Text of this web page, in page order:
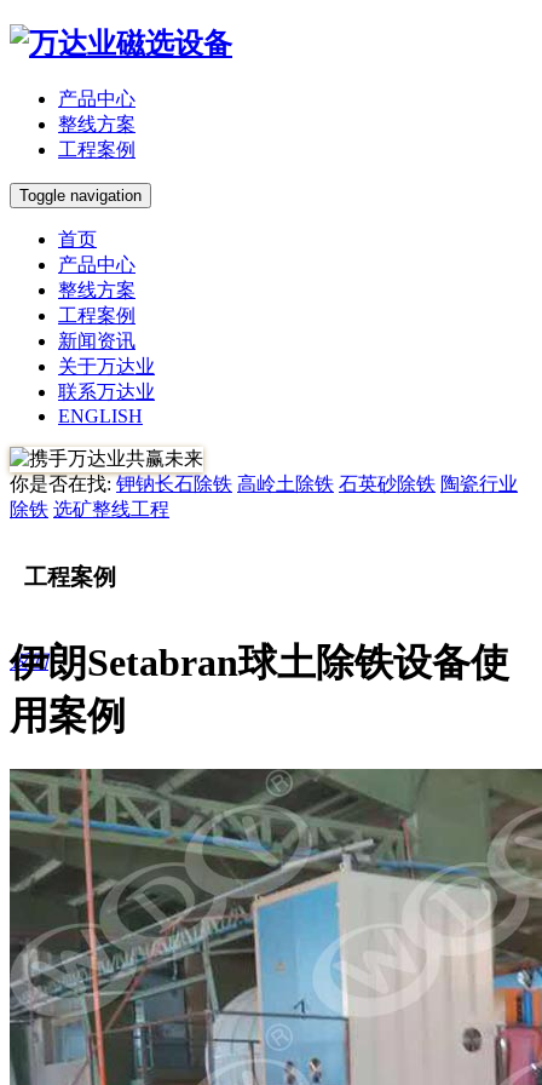
产品中心
整线方案
工程案例
Toggle navigation
首页
产品中心
整线方案
工程案例
新闻资讯
关于万达业
联系万达业
ENGLISH
你是否在找: 钾钠长石除铁 高岭土除铁 石英砂除铁 陶瓷行业
除铁 选矿整线工程
工程案例
返回
伊朗Setabran球土除铁设备使
用案例